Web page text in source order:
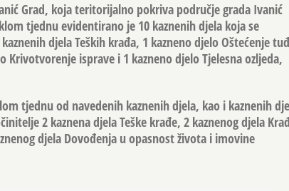
Grad, koja teritorijalno pokriva područje grada Ivanić
tjednu evidentirano je 10 kaznenih djela koja se
djela Teških krađa, 1 kazneno djelo Oštećenje
Krivotvorenje isprave i 1 kazneno djelo Tjelesna ozljeda,
tjednu od navedenih kaznenih djela, kao i kaznenih
2 kaznena djela Teške krađe, 2 kaznenog djela
djela Dovođenja u opasnost života i imovine